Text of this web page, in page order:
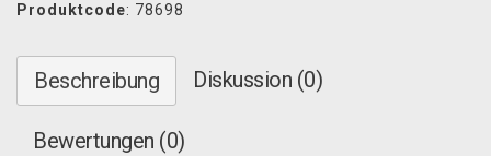
Produktcode: 78698
Beschreibung Diskussion (0)
Bewertungen (0)